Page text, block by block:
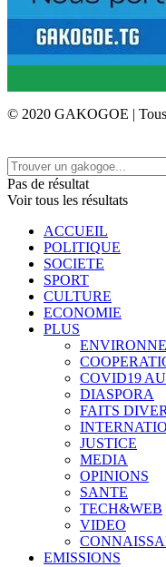
© 2020 GAKOGOE | Tous
Pas de résultat
Voir tous les résultats
ACCUEIL
POLITIQUE
SOCIETE
SPORT
CULTURE
ECONOMIE
PLUS
COVID19
DIASPORA
FAITS
JUSTICE
MEDIA
OPINIONS
SANTE
TECH&WEB
VIDEO
EMISSIONS